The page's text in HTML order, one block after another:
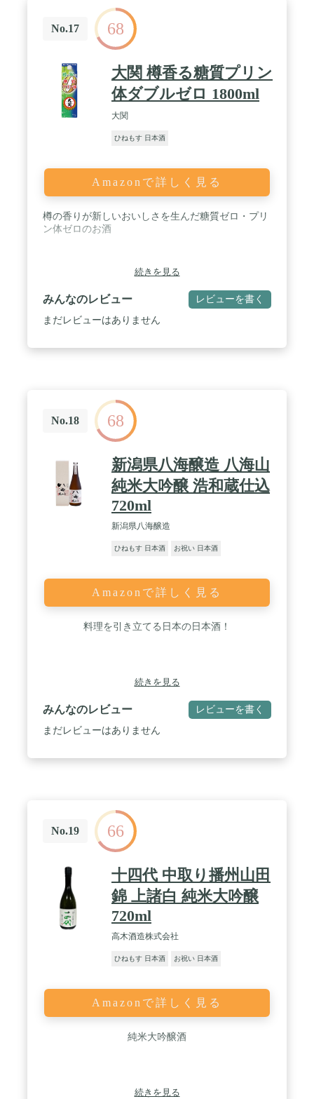
No.17 68
大関 樽香る糖質プリン
体ダブルゼロ 1800ml
大関
ひねもす 日本酒
Amazonで詳しく見る
樽の香りが新しいおいしさを生んだ糖質ゼロ・プリ
ン体ゼロのお酒
続きを見る
みんなのレビュー レビューを書く
まだレビューはありません
No.18 68
新潟県八海醸造 八海山
純米大吟醸 浩和蔵仕込
720ml
新潟県八海醸造
ひねもす 日本酒 お祝い 日本酒
Amazonで詳しく見る
料理を引き立てる日本の日本酒！
続きを見る
みんなのレビュー レビューを書く
まだレビューはありません
No.19 66
十四代 中取り播州山田
錦 上諸白 純米大吟醸
720ml
高木酒造株式会社
ひねもす 日本酒 お祝い 日本酒
Amazonで詳しく見る
純米大吟醸酒
続きを見る